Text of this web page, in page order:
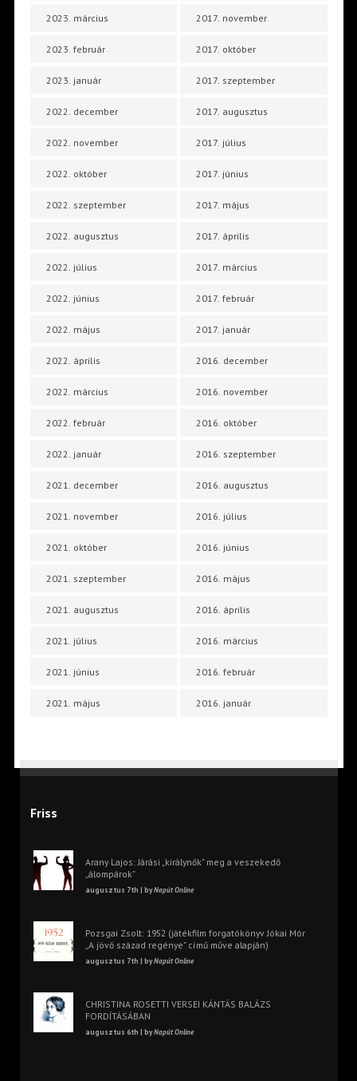
2023. március
2023. február
2023. január
2022. december
2022. november
2022. október
2022. szeptember
2022. augusztus
2022. július
2022. június
2022. május
2022. április
2022. március
2022. február
2022. január
2021. december
2021. november
2021. október
2021. szeptember
2021. augusztus
2021. július
2021. június
2021. május
2017. november
2017. október
2017. szeptember
2017. augusztus
2017. július
2017. június
2017. május
2017. április
2017. március
2017. február
2017. január
2016. december
2016. november
2016. október
2016. szeptember
2016. augusztus
2016. július
2016. június
2016. május
2016. április
2016. március
2016. február
2016. január
Friss
Arany Lajos: Járási „királynők” meg a veszekedő
„álompárok”
augusztus 7th | byNapút Online
Pozsgai Zsolt: 1952 (játékfilm forgatókönyv Jókai Mór
„A jövő század regénye” című műve alapján)
augusztus 7th | byNapút Online
CHRISTINA ROSETTI VERSEI KÁNTÁS BALÁZS
FORDÍTÁSÁBAN
augusztus 6th | byNapút Online